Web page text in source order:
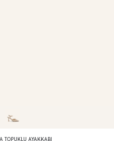
TOPUKLU AYAKKABI